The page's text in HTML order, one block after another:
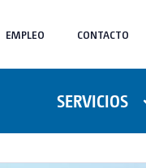
EMPLEO CONTACTO
SERVICIOS